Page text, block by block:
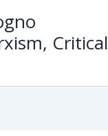
Critical